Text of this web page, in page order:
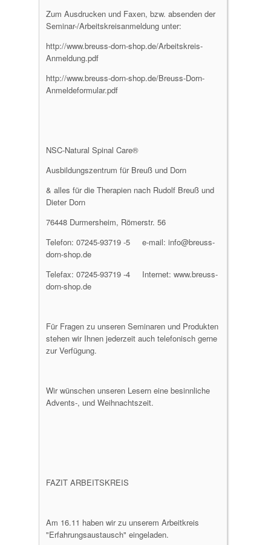
Zum Ausdrucken und Faxen, bzw. absenden der
Seminar-/Arbeitskreisanmeldung unter:
http://www.breuss-dorn-shop.de/Arbeitskreis-
Anmeldung.pdf
http://www.breuss-dorn-shop.de/Breuss-Dorn-
Anmeldeformular.pdf
NSC-Natural Spinal Care®
Ausbildungszentrum für Breuß und Dorn
& alles für die Therapien nach Rudolf Breuß und
Dieter Dorn
76448 Durmersheim, Römerstr. 56
Telefon: 07245-93719 -5 e-mail: info@breuss-
dorn-shop.de
Telefax: 07245-93719 -4 Internet: www.breuss-
dorn-shop.de
Für Fragen zu unseren Seminaren und Produkten
stehen wir Ihnen jederzeit auch telefonisch gerne
zur Verfügung.
Wir wünschen unseren Lesern eine besinnliche
Advents-, und Weihnachtszeit.
FAZIT ARBEITSKREIS
Am 16.11 haben wir zu unserem Arbeitkreis
"Erfahrungsaustausch" eingeladen.